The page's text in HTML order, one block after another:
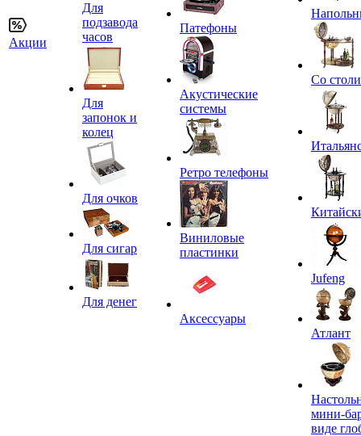
Акции
Для
подзавода
часов
Для
запонок и
колец
Для очков
Для сигар
Для денег
Патефоны
Акустические
системы
Ретро телефоны
Виниловые
пластинки
Аксессуары
Со
Jufeng
Атлант
мини-
виде